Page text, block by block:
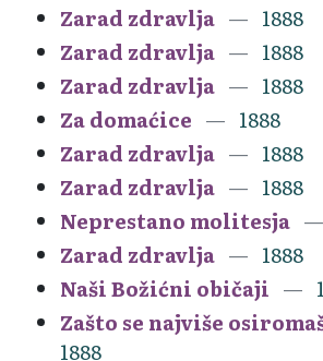
Zarad zdravlja
1888
Zarad zdravlja
1888
Zarad zdravlja
1888
Za domaćice
1888
Zarad zdravlja
1888
Zarad zdravlja
1888
Neprestano molitesja
Zarad zdravlja
1888
Naši Božićni običaji
Zašto se najviše
1888